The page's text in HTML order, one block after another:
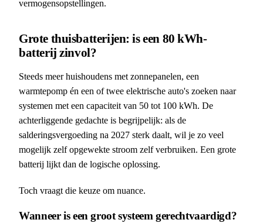
vermogensopstellingen.
Grote thuisbatterijen: is een 80 kWh-
batterij zinvol?
Steeds meer huishoudens met zonnepanelen, een
warmtepomp én een of twee elektrische auto's zoeken naar
systemen met een capaciteit van 50 tot 100 kWh. De
achterliggende gedachte is begrijpelijk: als de
salderingsvergoeding na 2027 sterk daalt, wil je zo veel
mogelijk zelf opgewekte stroom zelf verbruiken. Een grote
batterij lijkt dan de logische oplossing.
Toch vraagt die keuze om nuance.
Wanneer is een groot systeem gerechtvaardigd?